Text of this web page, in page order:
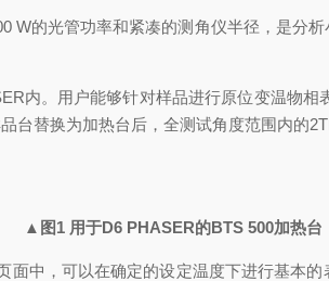
W的光管功率和紧凑的测角仪半径，是分
内。用户能够针对样品进行原位变温物
替换为加热台后，全测试角度范围内的
▲图1 用于D6 PHASER的BTS 500加热台
中，可以在确定的设定温度下进行基本